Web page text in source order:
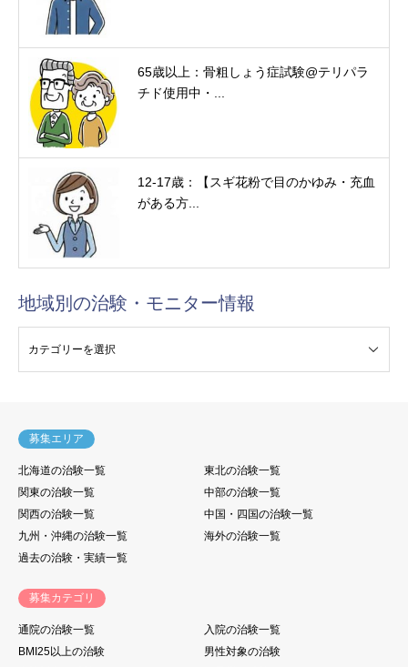
65歳以上：骨粗しょう症試験@テリパラ
チド使用中・...
12-17歳：【スギ花粉で目のかゆみ・充血
がある方...
地域別の治験・モニター情報
募集エリア
北海道の治験一覧
東北の治験一覧
関東の治験一覧
中部の治験一覧
関西の治験一覧
中国・四国の治験一覧
九州・沖縄の治験一覧
海外の治験一覧
過去の治験・実績一覧
募集カテゴリ
通院の治験一覧
入院の治験一覧
BMI25以上の治験
男性対象の治験